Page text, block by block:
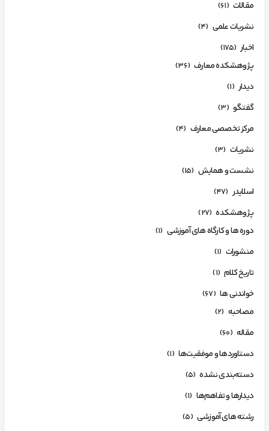
مقالات (61)
نشریات علمی (4)
اخبار (175)
پژوهشکده معارف (36)
دیدار (1)
گفتگو (3)
مرکز تخصصی معارف (4)
نشریات (3)
نشست و همایش (15)
اسلایدر (47)
پژوهشکده (27)
دوره ها و کارگاه های آموزشی (1)
منشورات (1)
تاریخ کلام (1)
خواندنی ها (67)
مصاحبه (2)
مقاله (60)
دستاوردها و موفقیت‌ها (1)
دسته‌بندی نشده (5)
دیدارها و تفاهم‌ها (1)
رشته های آموزشی (5)